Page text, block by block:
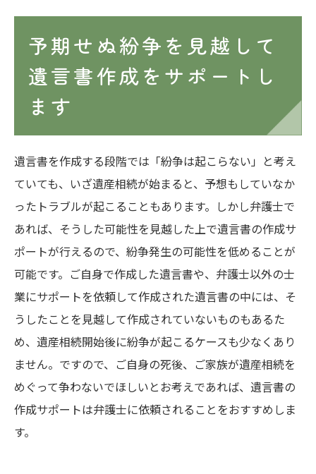
予期せぬ紛争を見越して
遺言書作成をサポートし
ます
遺言書を作成する段階では「紛争は起こらない」と考え
ていても、いざ遺産相続が始まると、予想もしていなか
ったトラブルが起こることもあります。しかし弁護士で
あれば、そうした可能性を見越した上で遺言書の作成サ
ポートが行えるので、紛争発生の可能性を低めることが
可能です。ご自身で作成した遺言書や、弁護士以外の士
業にサポートを依頼して作成された遺言書の中には、そ
うしたことを見越して作成されていないものもあるた
め、遺産相続開始後に紛争が起こるケースも少なくあり
ません。ですので、ご自身の死後、ご家族が遺産相続を
めぐって争わないでほしいとお考えであれば、遺言書の
作成サポートは弁護士に依頼されることをおすすめしま
す。